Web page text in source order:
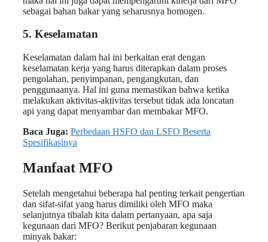
sebagai bahan bakar yang seharusnya homogen.
5. Keselamatan
Keselamatan dalam hal ini berkaitan erat dengan
keselamatan kerja yang harus diterapkan dalam proses
pengolahan, penyimpanan, pengangkutan, dan
penggunaanya. Hal ini guna memastikan bahwa ketika
melakukan aktivitas-aktivitas tersebut tidak ada loncatan
api yang dapat menyambar dan membakar MFO.
Baca Juga: Perbedaan HSFO dan LSFO Beserta
Spesifikasinya
Manfaat MFO
Setelah mengetahui beberapa hal penting terkait pengertian
dan sifat-sifat yang harus dimiliki oleh MFO maka
selanjutnya tibalah kita dalam pertanyaan, apa saja
kegunaan dari MFO? Berikut penjabaran kegunaan
minyak bakar: